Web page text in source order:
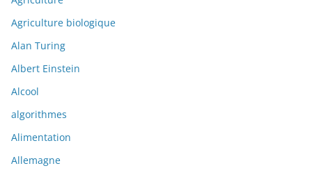
Agriculture biologique
Alan Turing
Albert Einstein
Alcool
algorithmes
Alimentation
Allemagne